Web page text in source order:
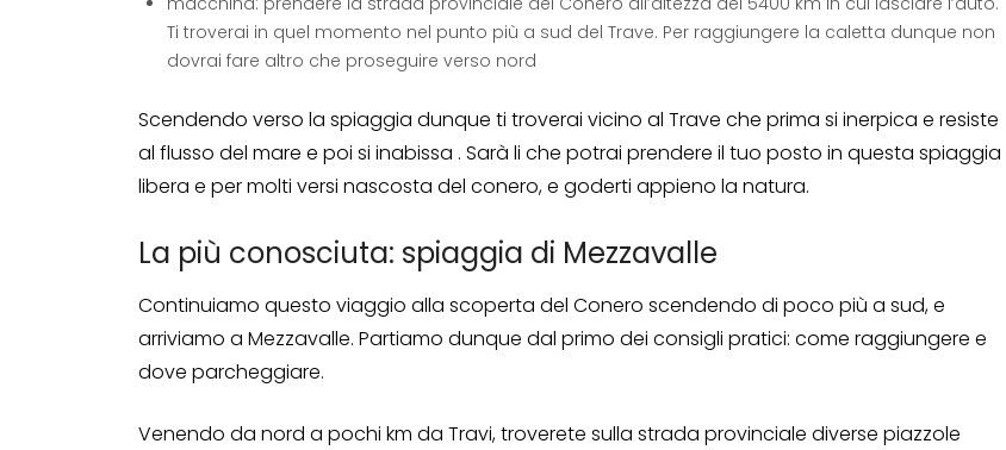
Ti troverai in quel momento nel punto più a sud del Trave. Per raggiungere la caletta dunque non
dovrai fare altro che proseguire verso nord
Scendendo verso la spiaggia dunque ti troverai vicino al Trave che prima si inerpica e resiste
al flusso del mare e poi si inabissa . Sarà li che potrai prendere il tuo posto in questa spiaggia
libera e per molti versi nascosta del conero, e goderti appieno la natura.
La più conosciuta: spiaggia di Mezzavalle
Continuiamo questo viaggio alla scoperta del Conero scendendo di poco più a sud, e
arriviamo a Mezzavalle. Partiamo dunque dal primo dei consigli pratici: come raggiungere e
dove parcheggiare.
Venendo da nord a pochi km da Travi, troverete sulla strada provinciale diverse piazzole